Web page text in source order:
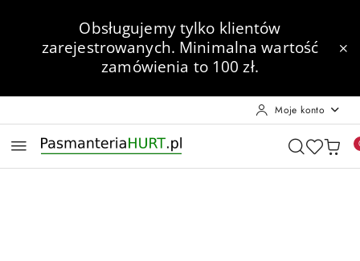
Przejdź do treści głównej
Przejdź do wyszukiwarki
Przejdź do moje konto
Przejdź do menu głównego
Przejdź do opisu produktu
Przejdź do stopki
Obsługujemy tylko klientów
zarejestrowanych. Minimalna wartość
zamówienia to 100 zł.
Moje konto